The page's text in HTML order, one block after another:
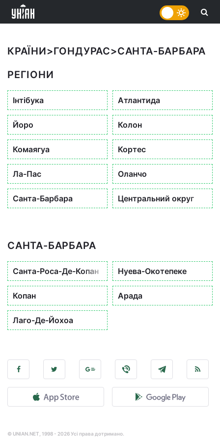
КРАЇНИ>ГОНДУРАС>САНТА-БАРБАРА
РЕГІОНИ
Інтібука Атлантида
Йоро Колон
Комаягуа Кортес
Ла-Пас Оланчо
Санта-Барбара Центральний округ
САНТА-БАРБАРА
Санта-Роса-Де-Копан Нуева-Окотепеке
Копан Арада
Лаго-Де-Йохоа
© UNIAN.NET, 1998 - 2026 Усі права дотримано.